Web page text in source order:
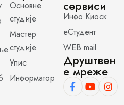
Основне
студије
Мастер
студије
Упис
Информатор
сервиси
Инфо Киоск
еСтудент
WEB mail
Друштвен
е мреже